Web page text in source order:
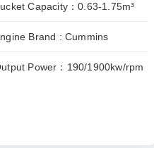
Capacity：0.63-1.75m³
Brand : Cummins
Power：190/1900kw/rpm